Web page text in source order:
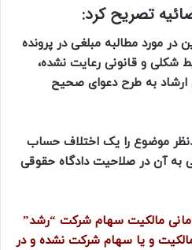
تصریح کرد:
در مورد مطالبه مبلغی در پرونده
شکلی و قانونی رعایت نشده،
ارشاد به طرح دعوای صحیح
موضوع را یک اختلاف حساب
آن در صلاحیت دادگاه حقوقی
مالکیت سهام شرکت “رشد”
و یا سهام شرکت نشده و در